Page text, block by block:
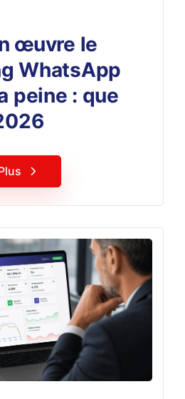
œuvre le
WhatsApp
peine : que